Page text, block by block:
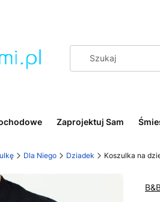
Zaprojektuj Sam
Dla Niego Dziadek Koszulka na